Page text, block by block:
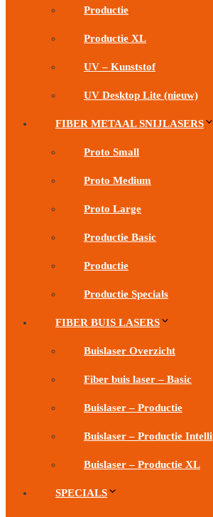
Productie
Productie XL
UV – Kunststof
UV Desktop Lite (nieuw)
FIBER METAAL SNIJLASERS
Proto Small
Proto Medium
Proto Large
Productie Basic
Productie
Productie Specials
FIBER BUIS LASERS
Buislaser Overzicht
Fiber buis laser – Basic
Buislaser – Productie
Buislaser – Productie Intelli
Buislaser – Productie XL
SPECIALS